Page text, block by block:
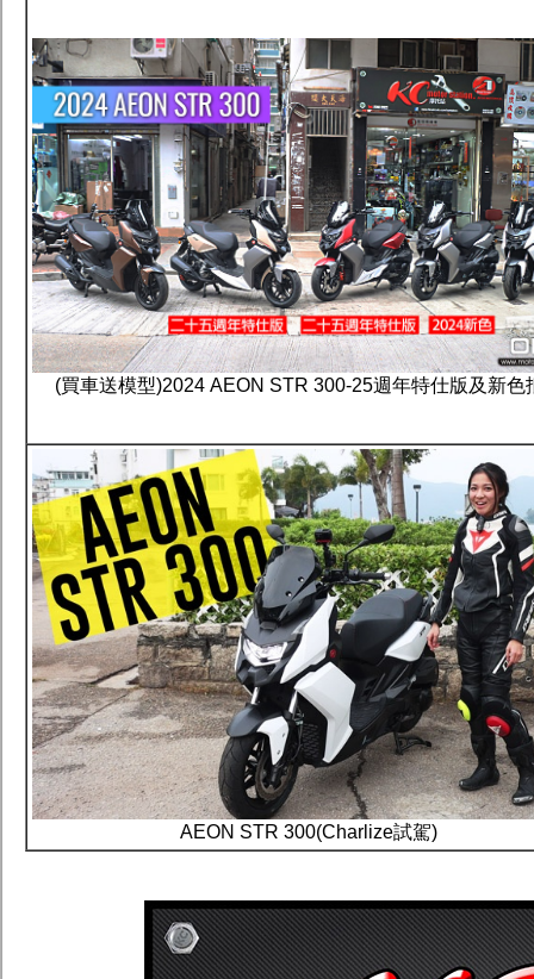
(買車送模型)2024 AEON STR 300-25週年特仕版及新色
AEON STR 300(Charlize試駕)